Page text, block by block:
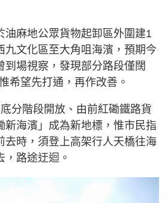
油麻地公眾貨物起卸區外圍建1
九文化區至大角咀海濱，預期今
到場視察，發現部分路段僅闊
希望先打通，再作改善。
分階段開放、由前紅磡鐵路貨
新海濱」成為新地標，惟市民指
去時，須登上高架行人天橋往海
路途迂迴。